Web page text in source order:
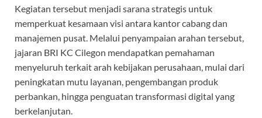
Kegiatan tersebut menjadi sarana strategis untuk
memperkuat kesamaan visi antara kantor cabang dan
manajemen pusat. Melalui penyampaian arahan tersebut,
jajaran BRI KC Cilegon mendapatkan pemahaman
menyeluruh terkait arah kebijakan perusahaan, mulai dari
peningkatan mutu layanan, pengembangan produk
perbankan, hingga penguatan transformasi digital yang
berkelanjutan.